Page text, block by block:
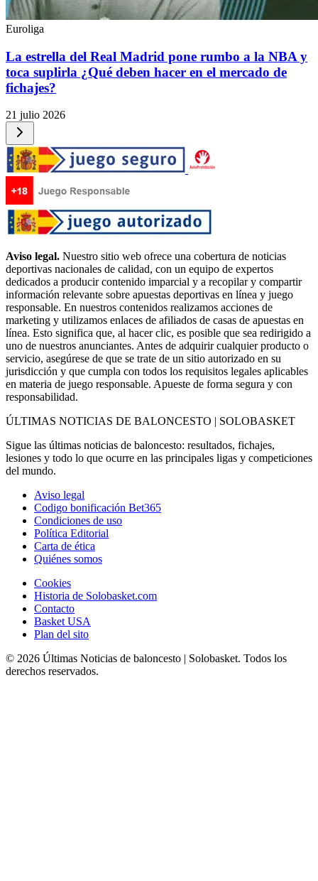
Euroliga
La estrella del Real Madrid pone rumbo a la NBA y
toca suplirla ¿Qué deben hacer en el mercado de
fichajes?
21 julio 2026
Aviso legal. Nuestro sitio web ofrece una cobertura de noticias
deportivas nacionales de calidad, con un equipo de expertos
dedicados a producir contenido imparcial y a recopilar y compartir
información relevante sobre apuestas deportivas en línea y juego
responsable. En nuestros contenidos realizamos acciones de
marketing y utilizamos enlaces de afiliados de casas de apuestas en
línea. Esto significa que, al hacer clic, es posible que sea redirigido a
uno de nuestros anunciantes. Antes de adquirir cualquier producto o
servicio, asegúrese de que se trate de un sitio autorizado en su
jurisdicción y que cumpla con todos los requisitos legales aplicables
en materia de juego responsable. Apueste de forma segura y con
responsabilidad.
ÚLTIMAS NOTICIAS DE BALONCESTO | SOLOBASKET
Sigue las últimas noticias de baloncesto: resultados, fichajes,
lesiones y todo lo que ocurre en las principales ligas y competiciones
del mundo.
Aviso legal
Codigo bonificación Bet365
Condiciones de uso
Política Editorial
Carta de ética
Quiénes somos
Cookies
Historia de Solobasket.com
Contacto
Basket USA
Plan del sito
© 2026 Últimas Noticias de baloncesto | Solobasket. Todos los
derechos reservados.